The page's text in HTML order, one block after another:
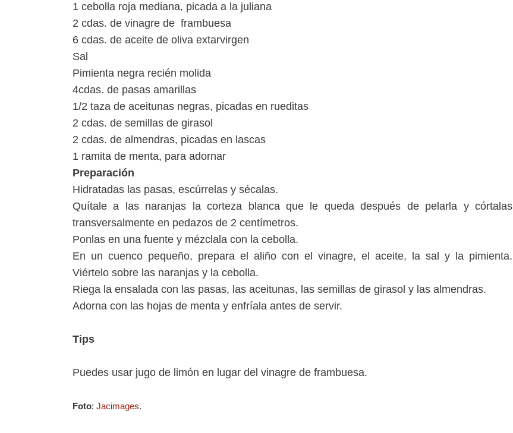
1 cebolla roja mediana, picada a la juliana
2 cdas. de vinagre de frambuesa
6 cdas. de aceite de oliva extarvirgen
Sal
Pimienta negra recién molida
4cdas. de pasas amarillas
1/2 taza de aceitunas negras, picadas en rueditas
2 cdas. de semillas de girasol
2 cdas. de almendras, picadas en lascas
1 ramita de menta, para adornar
Preparación
Hidratadas las pasas, escúrrelas y sécalas.
Quítale a las naranjas la corteza blanca que le queda después de pelarla y córtalas
transversalmente en pedazos de 2 centímetros.
Ponlas en una fuente y mézclala con la cebolla.
En un cuenco pequeño, prepara el aliño con el vinagre, el aceite, la sal y la pimienta.
Viértelo sobre las naranjas y la cebolla.
Riega la ensalada con las pasas, las aceitunas, las semillas de girasol y las almendras.
Adorna con las hojas de menta y enfríala antes de servir.
Tips
Puedes usar jugo de limón en lugar del vinagre de frambuesa.
Foto: Jacimages.